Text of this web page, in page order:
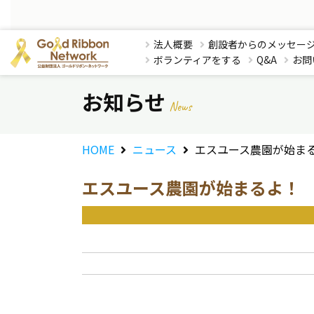
法人概要 創設者からのメッセー
ボランティアをする
Q&A お
お知らせ News
HOME ニュース エスユース農園が始ま
エスユース農園が始まるよ！